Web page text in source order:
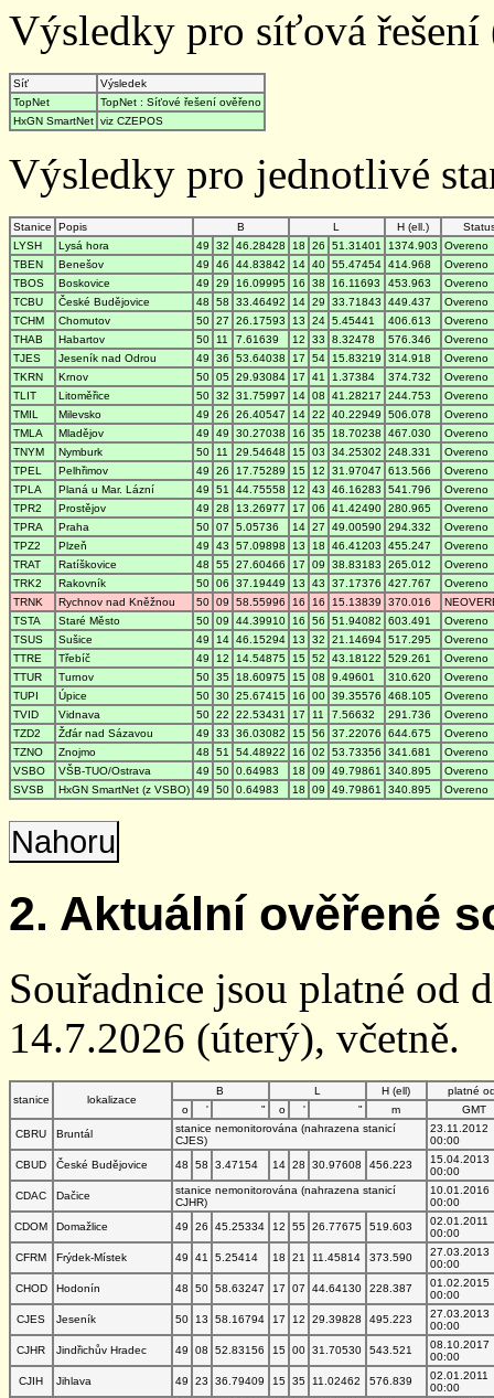
Výsledky pro síťová
Síť
Výsledek
TopNet
TopNet : Síťové řešení ověřeno
HxGN SmartNet viz CZEPOS
Výsledky pro jednotlivé
Stanice Popis B L H (ell.)
LYSH
Lysá hora 49 32 46.28428 18 26 51.31401 1374.903
Overeno
TBEN
Benešov 49 46 44.83842 14 40 55.47454 414.968
Overeno
TBOS
Boskovice 49 29 16.09995 16 38 16.11693 453.963
Overeno
TCBU
České Budějovice 48 58 33.46492 14 29 33.71843 449.437
Overeno
TCHM
Chomutov 50 27 26.17593 13 24 5.45441 406.613
Overeno
THAB
Habartov 50 11 7.61639 12 33 8.32478 576.346
Overeno
TJES
Jeseník nad Odrou 49 36 53.64038 17 54 15.83219 314.918
Overeno
TKRN
Krnov 50 05 29.93084 17 41 1.37384 374.732
Overeno
TLIT
Litoměřice 50 32 31.75997 14 08 41.28217 244.753
Overeno
TMIL
Milevsko 49 26 26.40547 14 22 40.22949 506.078
Overeno
TMLA
Mladějov 49 49 30.27038 16 35 18.70238 467.030
Overeno
TNYM
Nymburk 50 11 29.54648 15 03 34.25302 248.331
Overeno
TPEL
Pelhřimov 49 26 17.75289 15 12 31.97047 613.566
Overeno
TPLA
Planá u Mar. Lázní 49 51 44.75558 12 43 46.16283 541.796
Overeno
TPR2
Prostějov 49 28 13.26977 17 06 41.42490 280.965
Overeno
TPRA
Praha 50 07 5.05736 14 27 49.00590 294.332
Overeno
TPZ2
Plzeň 49 43 57.09898 13 18 46.41203 455.247
Overeno
TRAT
Ratíškovice 48 55 27.60466 17 09 38.83183 265.012
Overeno
TRK2
Rakovník 50 06 37.19449 13 43 37.17376 427.767
Overeno
TRNK
Rychnov nad Kněžnou 50 09 58.55996 16 16 15.13839 370.016
TSTA
Staré Město 50 09 44.39910 16 56 51.94082 603.491
Overeno
TSUS
Sušice 49 14 46.15294 13 32 21.14694 517.295
Overeno
TTRE
Třebíč 49 12 14.54875 15 52 43.18122 529.261
Overeno
TTUR
Turnov 50 35 18.60975 15 08 9.49601 310.620
Overeno
TUPI
Úpice 50 30 25.67415 16 00 39.35576 468.105
Overeno
TVID
Vidnava 50 22 22.53431 17 11 7.56632 291.736
Overeno
TZD2
Žďár nad Sázavou 49 33 36.03082 15 56 37.22076 644.675
Overeno
TZNO
Znojmo 48 51 54.48922 16 02 53.73356 341.681
Overeno
VSBO
VŠB-TUO/Ostrava 49 50 0.64983 18 09 49.79861 340.895
Overeno
SVSB
HxGN SmartNet (z VSBO) 49 50 0.64983 18 09 49.79861 340.895 Overeno
Nahoru
2. Aktuální ověřené
Souřadnice jsou platné od
14.7.2026 (úterý), včetně.
stanice lokalizace
B L H (ell)
platné
o
' " o ' " m
GMT
CBRU
Bruntál
stanice nemonitorována (nahrazena stanicí
CJES)
23.11.2012
00:00
CBUD
České Budějovice 48 58 3.47154 14 28 30.97608 456.223
15.04.2013
00:00
CDAC
Dačice
stanice nemonitorována (nahrazena stanicí
CJHR)
10.01.2016
00:00
CDOM
Domažlice 49 26 45.25334 12 55 26.77675 519.603
02.01.2011
00:00
CFRM
Frýdek-Místek 49 41 5.25414 18 21 11.45814 373.590
27.03.2013
00:00
CHOD
Hodonín 48 50 58.63247 17 07 44.64130 228.387
01.02.2015
00:00
CJES
Jeseník 50 13 58.16794 17 12 29.39828 495.223
27.03.2013
00:00
CJHR
Jindřichův Hradec 49 08 52.83156 15 00 31.70530 543.521
08.10.2017
00:00
CJIH
Jihlava 49 23 36.79409 15 35 11.02462 576.839
02.01.2011
00:00